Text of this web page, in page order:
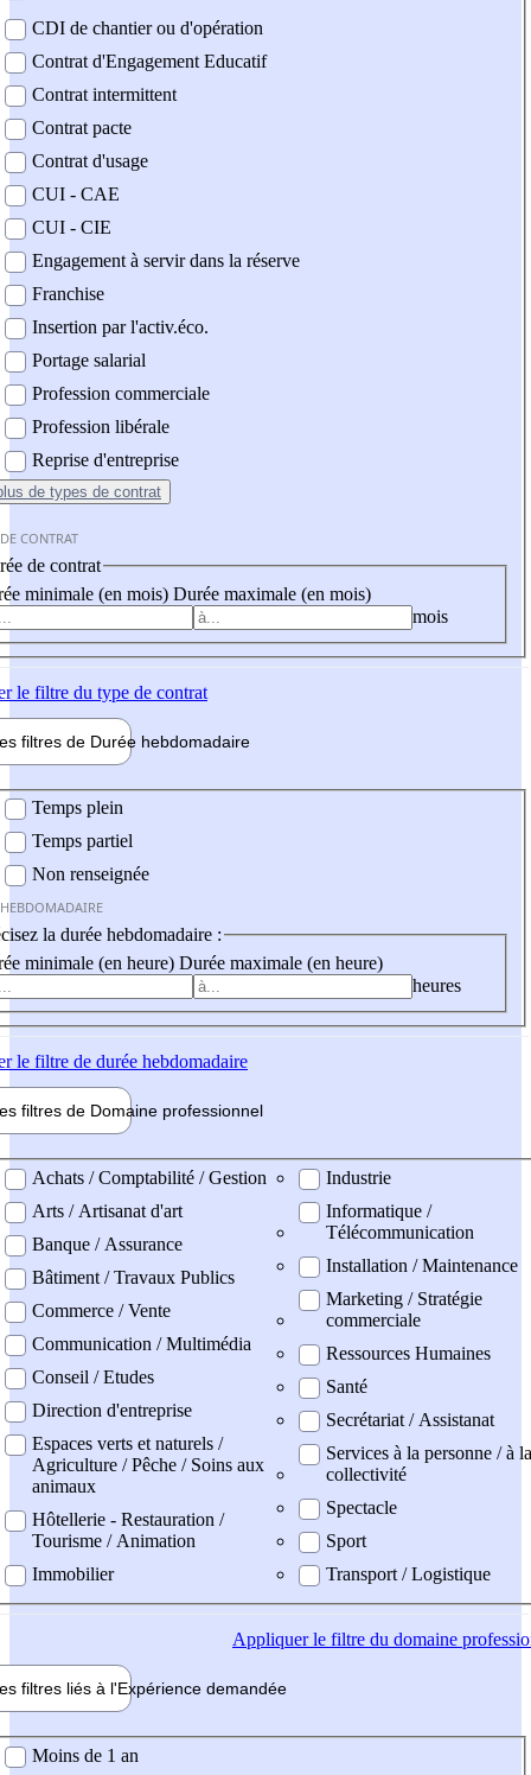
CDI de chantier ou d'opération
Contrat d'Engagement Educatif
Contrat intermittent
Contrat pacte
Contrat d'usage
CUI - CAE
CUI - CIE
Engagement à servir dans la réserve
Franchise
Insertion par l'activ.éco.
Portage salarial
Profession commerciale
Profession libérale
Reprise d'entreprise
de types de contrat
CONTRAT
de contrat
minimale (en mois) Durée maximale (en mois)
mois
le filtre du type de contrat
filtres de Durée hebdomadaire
Temps plein
Temps partiel
Non renseignée
la durée hebdomadaire :
minimale (en heure) Durée maximale (en heure)
heures
le filtre de durée hebdomadaire
filtres de Domaine professionnel
professionel
Achats / Comptabilité / Gestion
Arts / Artisanat d'art
Banque / Assurance
Bâtiment / Travaux Publics
Commerce / Vente
Communication / Multimédia
Conseil / Etudes
Direction d'entreprise
Espaces verts et naturels /
Agriculture / Pêche / Soins aux
animaux
Hôtellerie - Restauration /
Tourisme / Animation
Immobilier
Industrie
Informatique /
Télécommunication
Installation / Maintenance
Marketing / Stratégie
commerciale
Ressources Humaines
Santé
Secrétariat / Assistanat
Services à la personne / à la
collectivité
Spectacle
Sport
Transport / Logistique
Appliquerle filtre du domaine
filtres liés à l'Expérience demandée
demandée
Moins de 1 an